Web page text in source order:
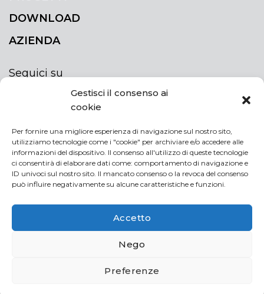
Gestisci il consenso ai
cookie
Per fornire una migliore esperienza di navigazione sul nostro sito,
utilizziamo tecnologie come i "cookie" per archiviare e/o accedere alle
informazioni del dispositivo. Il consenso all'utilizzo di queste tecnologie
ci consentirà di elaborare dati come: comportamento di navigazione e
ID univoci sul nostro sito. Il mancato consenso o la revoca del consenso
può influire negativamente su alcune caratteristiche e funzioni.
Accetto
Nego
Preferenze
DOWNLOAD
AZIENDA
Seguici su
ISCRIVITI ALLA NEWSLETTER
Rimani sempre aggiornato iscrivendoti alla
newsletter
NEWSLETTER
Acconsento al trattamento dei miei dati personali
If